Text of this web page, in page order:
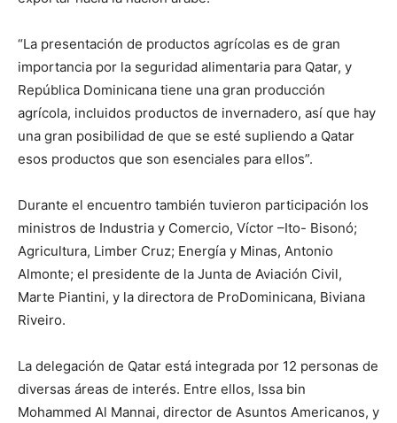
“La presentación de productos agrícolas es de gran
importancia por la seguridad alimentaria para Qatar, y
República Dominicana tiene una gran producción
agrícola, incluidos productos de invernadero, así que hay
una gran posibilidad de que se esté supliendo a Qatar
esos productos que son esenciales para ellos”.
Durante el encuentro también tuvieron participación los
ministros de Industria y Comercio, Víctor –Ito- Bisonó;
Agricultura, Limber Cruz; Energía y Minas, Antonio
Almonte; el presidente de la Junta de Aviación Civil,
Marte Piantini, y la directora de ProDominicana, Biviana
Riveiro.
La delegación de Qatar está integrada por 12 personas de
diversas áreas de interés. Entre ellos, Issa bin
Mohammed Al Mannai, director de Asuntos Americanos, y